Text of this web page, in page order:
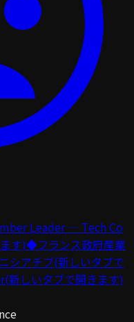
Leader — Tech Co
す)◆フランス政府産業
シアチブ(新しいタブで
(新しいタブで開きます)